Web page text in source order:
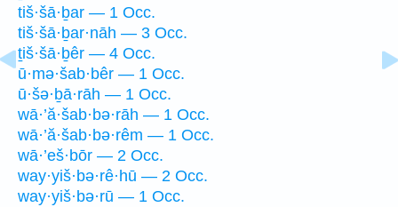
tiš·šā·ḇar — 1 Occ.
tiš·šā·ḇar·nāh — 3 Occ.
ṯiš·šā·ḇêr — 4 Occ.
ū·mə·šab·bêr — 1 Occ.
ū·šə·ḇā·rāh — 1 Occ.
wā·’ă·šab·bə·rāh — 1 Occ.
wā·’ă·šab·bə·rêm — 1 Occ.
wā·’eš·bōr — 2 Occ.
way·yiš·bə·rê·hū — 2 Occ.
way·yiš·bə·rū — 1 Occ.